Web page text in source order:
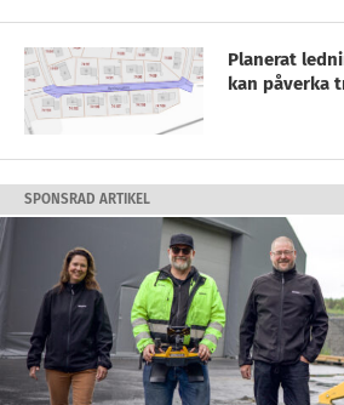
Planerat
kan påverka
SPONSRAD ARTIKEL